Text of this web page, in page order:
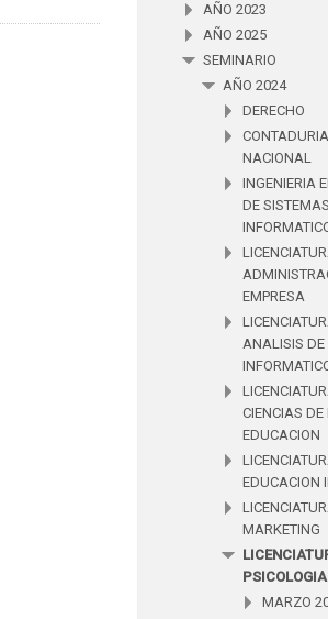
AÑO 2023
AÑO 2025
SEMINARIO
AÑO 2024
DERECHO
NACIONAL
INGENIERIA
DE SISTEMAS
EMPRESA
ANALISIS DE
CIENCIAS DE
EDUCACION
EDUCACION
MARKETING
MARZO